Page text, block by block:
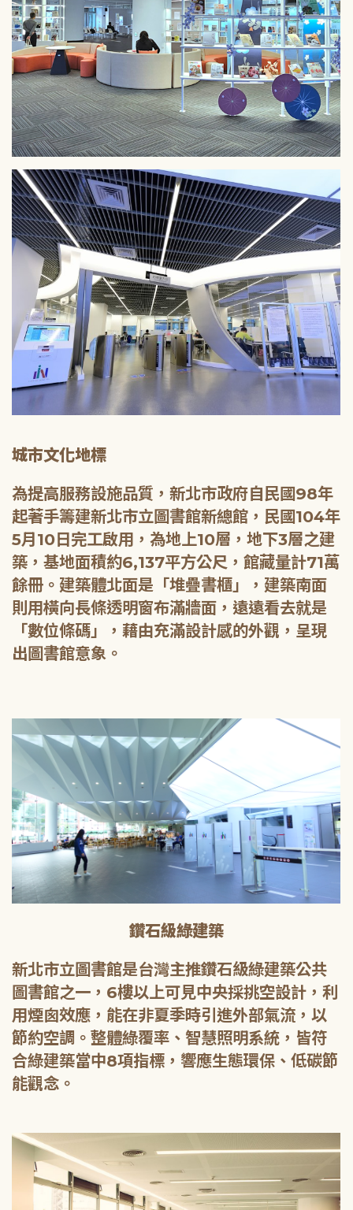
城市文化地標
為提高服務設施品質，新北市政府自民國98年
起著手籌建新北市立圖書館新總館，民國104年
5月10日完工啟用，為地上10層，地下3層之建
築，基地面積約6,137平方公尺，館藏量計71萬
餘冊。建築體北面是「堆疊書櫃」，建築南面
則用橫向長條透明窗布滿牆面，遠遠看去就是
「數位條碼」，藉由充滿設計感的外觀，呈現
出圖書館意象。
鑽石級綠建築
新北市立圖書館是台灣主推鑽石級綠建築公共
圖書館之一，6樓以上可見中央採挑空設計，利
用煙囪效應，能在非夏季時引進外部氣流，以
節約空調。整體綠覆率、智慧照明系統，皆符
合綠建築當中8項指標，響應生態環保、低碳節
能觀念。